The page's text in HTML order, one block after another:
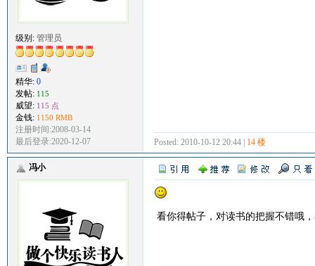
级别: 管理员
精华: 0
发帖: 115
威望: 115 点
金钱: 1150 RMB
注册时间:2008-03-14
最后登录:2020-12-07
Posted: 2010-10-12 20:44 | 14 楼
冯小
看你得帖子，对读书的把握不错哦